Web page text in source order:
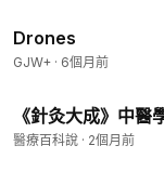
Drones
GJW+ · 6個月前
《針灸大成》中
醫療百科說 · 2個月前